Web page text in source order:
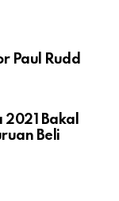
Paul Rudd
Bakal
Beli